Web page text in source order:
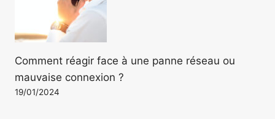
Comment réagir face à une panne réseau ou
mauvaise connexion ?
19/01/2024